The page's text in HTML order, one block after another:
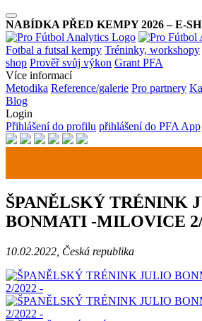
NABÍDKA PŘED KEMPY 2026 – E-
Fotbal a futsal kempy Tréninky, workshopy
shop Prověř svůj výkon Grant PFA
Více informací
Metodika Reference/galerie Pro partnery
Blog
Login
Přihlášení do profilu přihlášení do PFA App
ŠPANĚLSKÝ TRÉNINK
BONMATI -MILOVICE 2/
10.02.2022, Česká republika